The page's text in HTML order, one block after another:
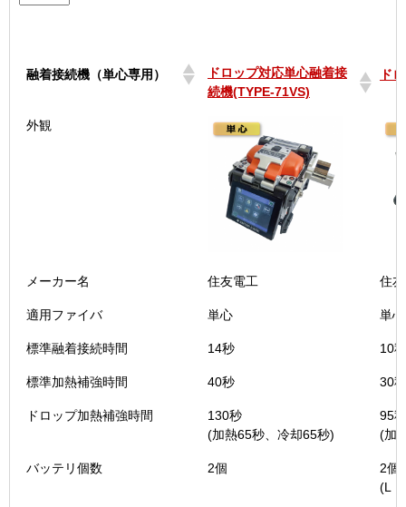
融着接続機（単心専用）
ドロップ対応単心融着接
続機(TYPE-71VS)
ド
融着接続機（単心専用）
ドロップ対応単心融着接
続機(TYPE-71VS)
ド
外観
メーカー名 住友電工 住
適用ファイバ 単心 単心
標準融着接続時間 14秒 10秒
標準加熱補強時間 40秒 30秒
ドロップ加熱補強時間
130秒
(加熱65秒、冷却65秒)
95秒
(加
バッテリ個数 2個
2個
(L